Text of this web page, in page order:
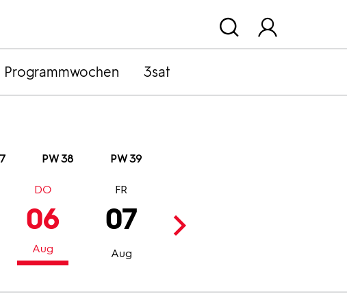
Programmwochen 3sat
PW 38 PW 39
06
Aug
DO
07
Aug
FR
08